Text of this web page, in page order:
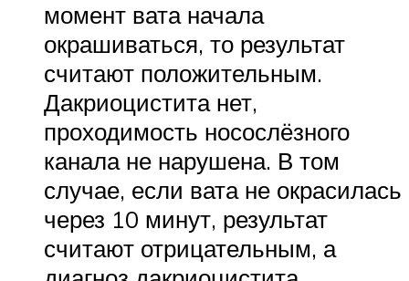
момент вата начала
окрашиваться, то результат
считают положительным.
Дакриоцистита нет,
проходимость носослёзного
канала не нарушена. В том
случае, если вата не окрасилась
через 10 минут, результат
считают отрицательным, а